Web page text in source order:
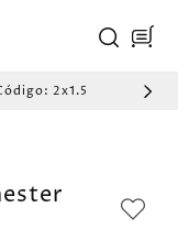
Carrito
2x1.5